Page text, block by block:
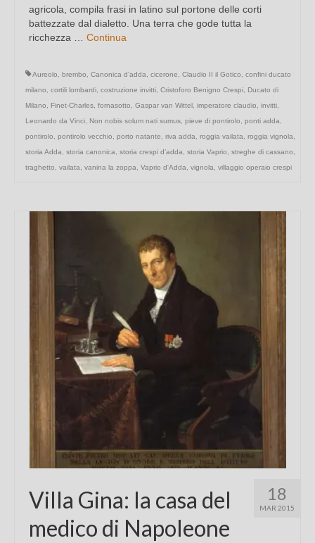
agricola, compila frasi in latino sul portone delle corti
battezzate dal dialetto. Una terra che gode tutta la
ricchezza … Continua
Aureolo brembo Canonica d’adda cicerone Claudio II il Gotico
confini ducato
milano
cortili lombardi costruzione invitti Cristoforo Benigno Crespi
Ducato di
Milano
Finet-Charles fornasotto Gaspar van Wittel imperatore claudio invitti
Leonardo da Vinci
Non nobis solum nati sumus pieve di pontirolo ponti adda
pontirolo
pontirolo vecchio porto natante riva adda roggia vailata roggia vignola
storia Adda
storia canonica storia crespi d’adda storia Vaprio streghe di cassano
traghetto
vailata vanina la zoppa Vaprio d'Adda vignola villaggio operaio crespi
18
MAR 2015
Villa Gina: la casa del
medico di Napoleone